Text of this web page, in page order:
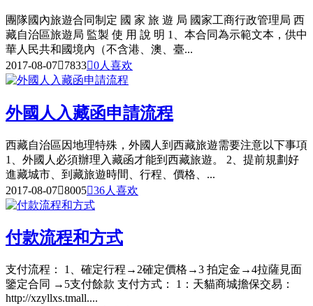
團隊國內旅遊合同制定 國 家 旅 遊 局 國家工商行政管理局 西
藏自治區旅遊局 監製 使 用 說 明 1、本合同為示範文本，供中
華人民共和國境內（不含港、澳、臺...
2017-08-0778330人喜欢
外國人入藏函申請流程
西藏自治區因地理特殊，外國人到西藏旅遊需要注意以下事項
1、外國人必須辦理入藏函才能到西藏旅遊。 2、提前規劃好
進藏城市、到藏旅遊時間、行程、價格、...
2017-08-07800536人喜欢
付款流程和方式
支付流程： 1、確定行程→2確定價格→3 拍定金→4拉薩見面
鑒定合同 →5支付餘款 支付方式： 1：天貓商城擔保交易：
http://xzyllxs.tmall....